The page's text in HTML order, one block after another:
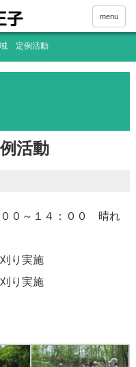
menu
域 定例活動
活動
００～１４：００ 晴れ
り実施
り実施